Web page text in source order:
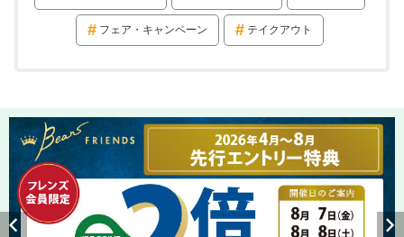
フェア・キャンペーン テイクアウト